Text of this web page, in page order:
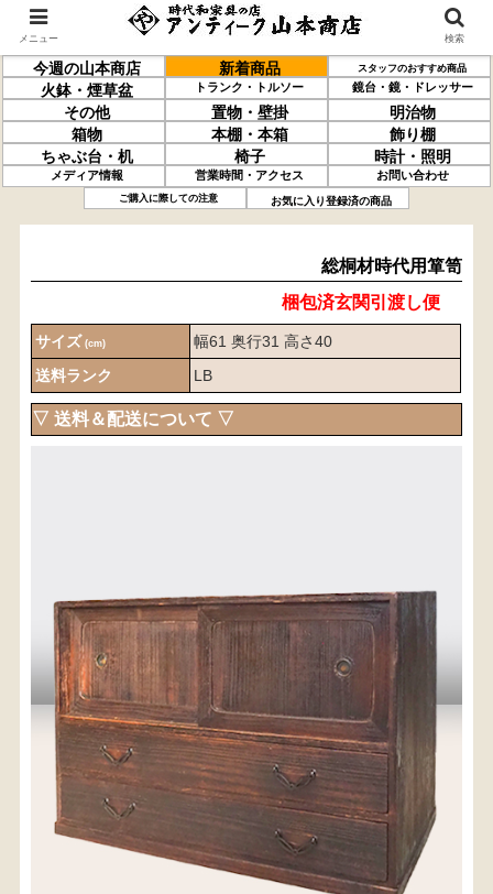
今週の山本商店 新着商品 スタッフのおすすめ商品
火鉢・煙草盆 トランク・トルソー 鏡台・鏡・ドレッサー
その他 置物・壁掛
明治物
箱物
本棚・本箱
飾り棚
ちゃぶ台・机
椅子 時計・照明
メディア情報 営業時間・アクセス お問い合わせ
ご購入に際しての注意 お気に入り登録済の商品
総桐材時代用箪笥
総桐材時代用箪笥
梱包済玄関引渡し便
サイズ (cm)
幅61 奥行31 高さ40
送料ランク
LB
▽ 送料＆配送について ▽
・ご購入手続きを進める途中で「宅急便」を選択いた
だくと、自動的に送料が加算されます。
・配送についての詳細は、こちら →
【送料を確認する】
お届け先、送料ランクを選択する事で送料が表
示されます。
お届け先
送料ランク
メニュー 検索